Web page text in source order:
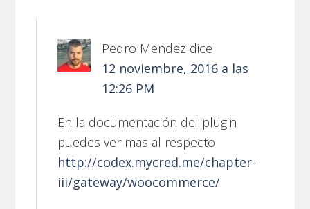
Pedro Mendez dice
12 noviembre, 2016 a las
12:26 PM
En la documentación del plugin
puedes ver mas al respecto
http://codex.mycred.me/chapter-
iii/gateway/woocommerce/